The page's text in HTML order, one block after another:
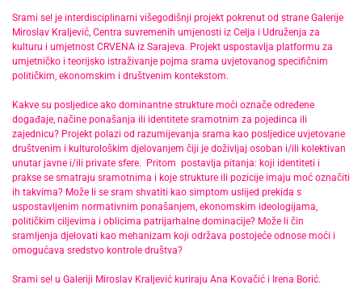
Srami se! je interdisciplinarni višegodišnji projekt pokrenut od strane Galerije
Miroslav Kraljević, Centra suvremenih umjenosti iz Celja i Udruženja za
kulturu i umjetnost CRVENA iz Sarajeva. Projekt uspostavlja platformu za
umjetničko i teorijsko istraživanje pojma srama uvjetovanog specifičnim
političkim, ekonomskim i društvenim kontekstom.
Kakve su posljedice ako dominantne strukture moći označe određene
događaje, načine ponašanja ili identitete sramotnim za pojedinca ili
zajednicu? Projekt polazi od razumijevanja srama kao posljedice uvjetovane
društvenim i kulturološkim djelovanjem čiji je doživljaj osoban i/ili kolektivan
unutar javne i/ili private sfere. Pritom postavlja pitanja: koji identiteti i
prakse se smatraju sramotnima i koje strukture ili pozicije imaju moć označiti
ih takvima? Može li se sram shvatiti kao simptom uslijed prekida s
uspostavljenim normativnim ponašanjem, ekonomskim ideologijama,
političkim ciljevima i oblicima patrijarhalne dominacije? Može li čin
sramljenja djelovati kao mehanizam koji održava postojeće odnose moći i
omogućava sredstvo kontrole društva?
Srami se! u Galeriji Miroslav Kraljević kuriraju Ana Kovačić i Irena Borić.